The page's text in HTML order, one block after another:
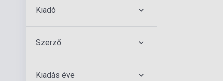
Kiadó
Szerző
Kiadás éve